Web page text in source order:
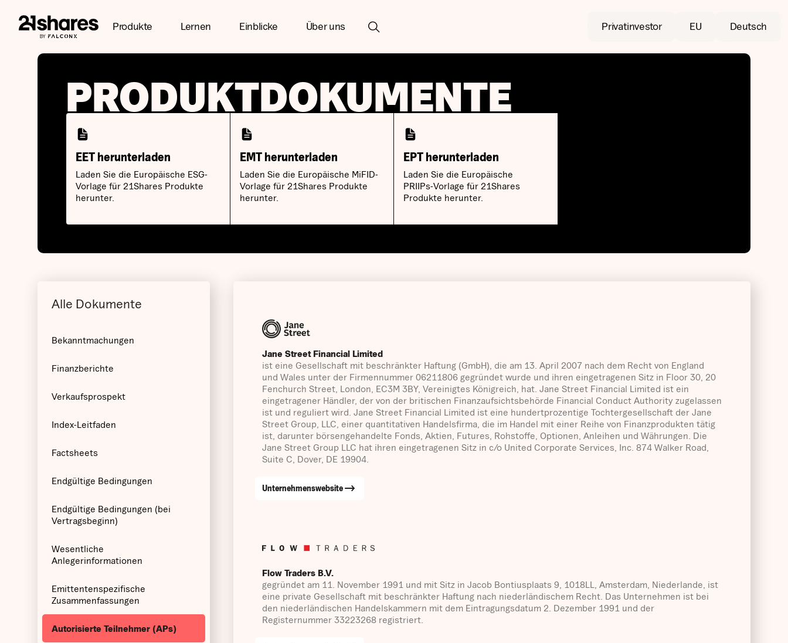
Produkte Lernen Einblicke Über uns Privatinvestor EU Deutsch
PRODUKTDOKUMENTE
EET herunterladen
Laden Sie die Europäische ESG-
Vorlage für 21Shares Produkte
herunter.
EMT herunterladen
Laden Sie die Europäische MiFID-
Vorlage für 21Shares Produkte
herunter.
EPT herunterladen
Laden Sie die Europäische
PRIIPs-Vorlage für 21Shares
Produkte herunter.
Alle Dokumente
Bekanntmachungen
Finanzberichte
Verkaufsprospekt
Index-Leitfaden
Factsheets
Endgültige Bedingungen
Endgültige Bedingungen (bei
Vertragsbeginn)
Wesentliche
Anlegerinformationen
Emittentenspezifische
Zusammenfassungen
Autorisierte Teilnehmer (APs)
Jane Street Financial Limited
ist eine Gesellschaft mit beschränkter Haftung (GmbH), die am 13. April 2007 nach dem Recht von England
und Wales unter der Firmennummer 06211806 gegründet wurde und ihren eingetragenen Sitz in Floor 30, 20
Fenchurch Street, London, EC3M 3BY, Vereinigtes Königreich, hat. Jane Street Financial Limited ist ein
eingetragener Händler, der von der britischen Finanzaufsichtsbehörde Financial Conduct Authority zugelassen
ist und reguliert wird. Jane Street Financial Limited ist eine hundertprozentige Tochtergesellschaft der Jane
Street Group, LLC, einer quantitativen Handelsfirma, die im Handel mit einer Reihe von Finanzprodukten tätig
ist, darunter börsengehandelte Fonds, Aktien, Futures, Rohstoffe, Optionen, Anleihen und Währungen. Die
Jane Street Group LLC hat ihren eingetragenen Sitz in c/o United Corporate Services, Inc. 874 Walker Road,
Suite C, Dover, DE 19904.
Unternehmenswebsite
Flow Traders B.V.
gegründet am 11. November 1991 und mit Sitz in Jacob Bontiusplaats 9, 1018LL, Amsterdam, Niederlande, ist
eine private Gesellschaft mit beschränkter Haftung nach niederländischem Recht. Das Unternehmen ist bei
den niederländischen Handelskammern mit dem Eintragungsdatum 2. Dezember 1991 und der
Registernummer 33223268 registriert.